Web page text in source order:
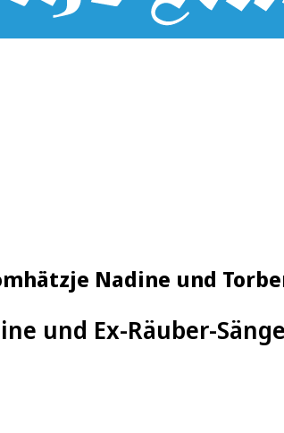
Nadine und
und Ex-Räuber-